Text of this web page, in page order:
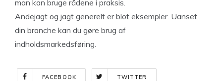
man kan bruge rådene i praksis.
Andejagt og jagt generelt er blot eksempler. Uanset
din branche kan du gøre brug af
indholdsmarkedsføring.
FACEBOOK TWITTER